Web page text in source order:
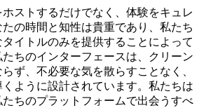
ストするだけでなく、体験をキュレ
の時間と知性は貴重であり、私たち
イトルのみを提供することによって
ちのインターフェースは、クリーン
ず、不必要な気を散らすことなく、
ように設計されています。私たちは
ちのプラットフォームで出会うすべ